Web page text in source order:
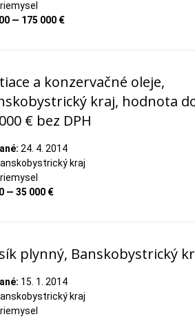
— 175 000 €
a konzervačné oleje,
kraj, hodnota
€ bez DPH
24. 4. 2014
kraj
— 35 000 €
plynný, Banskobystrický
15. 1. 2014
kraj